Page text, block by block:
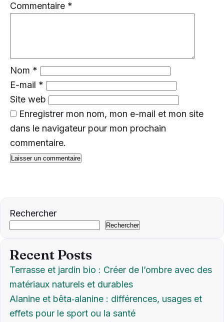
Commentaire *
Nom *
E-mail *
Site web
Enregistrer mon nom, mon e-mail et mon site
dans le navigateur pour mon prochain
commentaire.
Rechercher
Rechercher
Recent Posts
Terrasse et jardin bio : Créer de l’ombre avec des
matériaux naturels et durables
Alanine et bêta‑alanine : différences, usages et
effets pour le sport ou la santé